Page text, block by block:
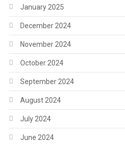
January 2025
December 2024
November 2024
October 2024
September 2024
August 2024
July 2024
June 2024